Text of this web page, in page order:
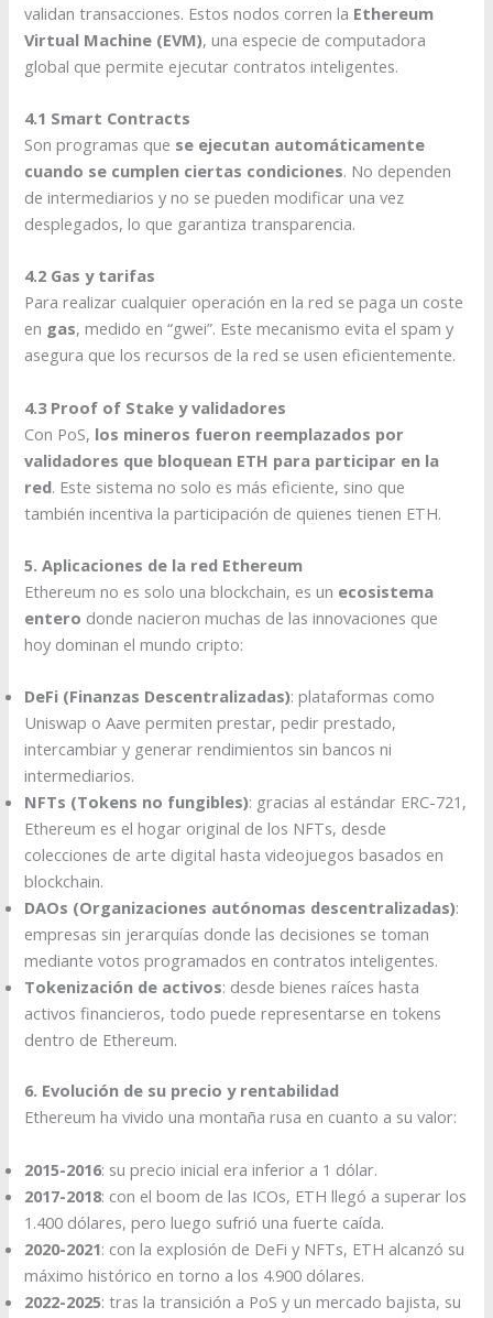
validan transacciones. Estos nodos corren la Ethereum
Virtual Machine (EVM), una especie de computadora
global que permite ejecutar contratos inteligentes.
4.1 Smart Contracts
Son programas que se ejecutan automáticamente
cuando se cumplen ciertas condiciones. No dependen
de intermediarios y no se pueden modificar una vez
desplegados, lo que garantiza transparencia.
4.2 Gas y tarifas
Para realizar cualquier operación en la red se paga un coste
en gas, medido en “gwei”. Este mecanismo evita el spam y
asegura que los recursos de la red se usen eficientemente.
4.3 Proof of Stake y validadores
Con PoS, los mineros fueron reemplazados por
validadores que bloquean ETH para participar en la
red. Este sistema no solo es más eficiente, sino que
también incentiva la participación de quienes tienen ETH.
5. Aplicaciones de la red Ethereum
Ethereum no es solo una blockchain, es un ecosistema
entero donde nacieron muchas de las innovaciones que
hoy dominan el mundo cripto:
DeFi (Finanzas Descentralizadas): plataformas como
Uniswap o Aave permiten prestar, pedir prestado,
intercambiar y generar rendimientos sin bancos ni
intermediarios.
NFTs (Tokens no fungibles): gracias al estándar ERC-721,
Ethereum es el hogar original de los NFTs, desde
colecciones de arte digital hasta videojuegos basados en
blockchain.
DAOs (Organizaciones autónomas descentralizadas):
empresas sin jerarquías donde las decisiones se toman
mediante votos programados en contratos inteligentes.
Tokenización de activos: desde bienes raíces hasta
activos financieros, todo puede representarse en tokens
dentro de Ethereum.
6. Evolución de su precio y rentabilidad
Ethereum ha vivido una montaña rusa en cuanto a su valor:
2015-2016: su precio inicial era inferior a 1 dólar.
2017-2018: con el boom de las ICOs, ETH llegó a superar los
1.400 dólares, pero luego sufrió una fuerte caída.
2020-2021: con la explosión de DeFi y NFTs, ETH alcanzó su
máximo histórico en torno a los 4.900 dólares.
2022-2025: tras la transición a PoS y un mercado bajista, su